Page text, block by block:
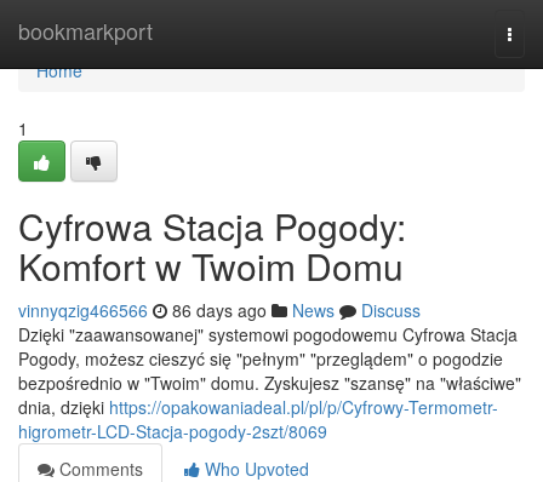
bookmarkport
Home
Home
1
Cyfrowa Stacja Pogody:
Komfort w Twoim Domu
vinnyqzig466566 86 days ago News
Discuss
Dzięki "zaawansowanej" systemowi pogodowemu Cyfrowa Stacja
Pogody, możesz cieszyć się "pełnym" "przeglądem" o pogodzie
bezpośrednio w "Twoim" domu. Zyskujesz "szansę" na "właściwe"
dnia, dzięki https://opakowaniadeal.pl/pl/p/Cyfrowy-Termometr-
higrometr-LCD-Stacja-pogody-2szt/8069
Comments
Who Upvoted